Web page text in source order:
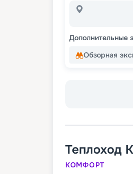
Дополнительные
Обзорная
Теплоход
КОМФОРТ